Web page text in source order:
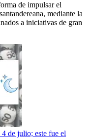
de impulsar el
mediante la
a iniciativas de gran
de julio; este fue el